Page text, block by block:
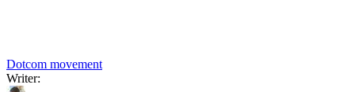
Dotcom movement
Writer: